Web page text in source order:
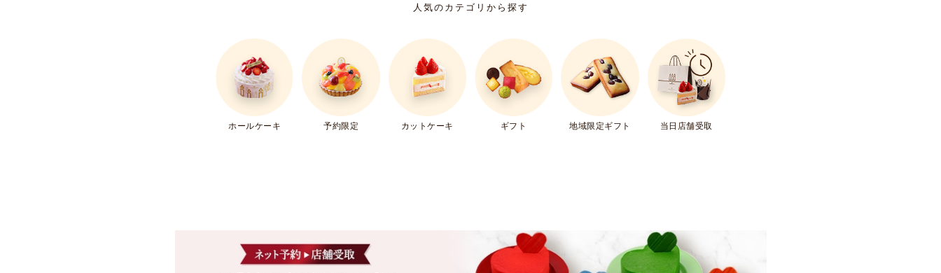
人気のカテゴリから探す
ホールケーキ 予約限定 カットケーキ ギフト 地域限定ギフト 当日店舗受取